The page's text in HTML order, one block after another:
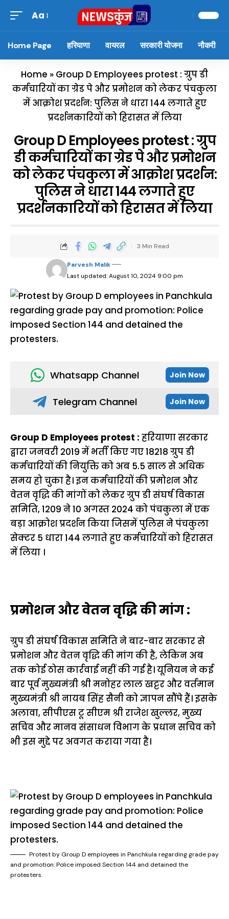
Aa
Home Page हरियाणा वायरल सरकारी योजना नौकरी
Home » Group D Employees protest : ग्रुप डी
कर्मचारियों का ग्रेड पे और प्रमोशन को लेकर पंचकुला
में आक्रोश प्रदर्शन: पुलिस ने धारा 144 लगाते हुए
प्रदर्शनकारियों को हिरासत में लिया
Group D Employees protest : ग्रुप
डी कर्मचारियों का ग्रेड पे और प्रमोशन
को लेकर पंचकुला में आक्रोश प्रदर्शन:
पुलिस ने धारा 144 लगाते हुए
प्रदर्शनकारियों को हिरासत में लिया
Last updated: August 10, 2024 9:00 pm
Parvesh Malik
3 Min Read
Whatsapp Channel Join Now
Telegram Channel Join Now
Group D Employees protest : हरियाणा सरकार
द्वारा जनवरी 2019 में भर्ती किए गए 18218 ग्रुप डी
कर्मचारियों की नियुक्ति को अब 5.5 साल से अधिक
समय हो चुका है। इन कर्मचारियों की प्रमोशन और
वेतन वृद्धि की मांगों को लेकर ग्रुप डी संघर्ष विकास
समिति, 1209 ने 10 अगस्त 2024 को पंचकुला में एक
बड़ा आक्रोश प्रदर्शन किया जिसमें पुलिस ने पंचकुला
सेक्टर 5 धारा 144 लगाते हुए कर्मचारियों को हिरासत
में लिया ।
प्रमोशन और वेतन वृद्धि की मांग :
ग्रुप डी संघर्ष विकास समिति ने बार-बार सरकार से
प्रमोशन और वेतन वृद्धि की मांग की है, लेकिन अब
तक कोई ठोस कार्रवाई नहीं की गई है। यूनियन ने कई
बार पूर्व मुख्यमंत्री श्री मनोहर लाल खट्टर और वर्तमान
मुख्यमंत्री श्री नायब सिंह सैनी को ज्ञापन सौंपे हैं। इसके
अलावा, सीपीएस टू सीएम श्री राजेश खुल्लर, मुख्य
सचिव और मानव संसाधन विभाग के प्रधान सचिव को
भी इस मुद्दे पर अवगत कराया गया है।
Protest by Group D employees in Panchkula regarding grade pay
and promotion: Police imposed Section 144 and detained the
protesters.